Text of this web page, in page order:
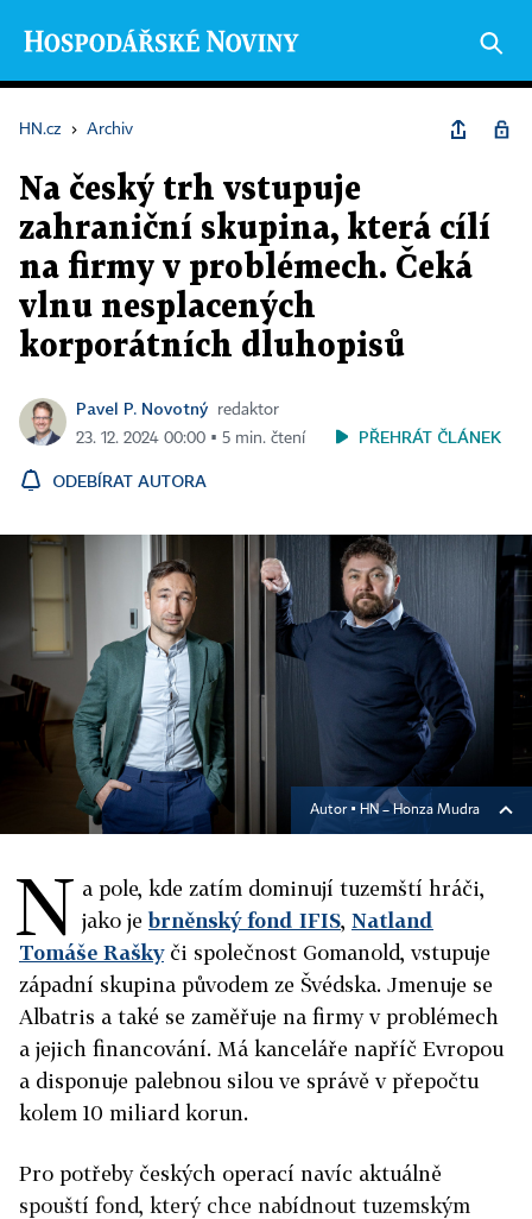
HN.cz › Archiv
Na český trh vstupuje
zahraniční skupina, která cílí
na firmy v problémech. Čeká
vlnu nesplacených
korporátních dluhopisů
Pavel P. Novotný
redaktor
23. 12. 2024 00:00 ▪ 5 min. čtení
PŘEHRÁT ČLÁNEK
ODEBÍRAT AUTORA
Autor ▪ HN – Honza Mudra
N a pole, kde zatím dominují tuzemští hráči,
jako je brněnský fond IFIS, Natland
Tomáše Raškyči společnost Gomanold, vstupuje
západní skupina původem ze Švédska. Jmenuje se
Albatris a také se zaměřuje na firmy v problémech
a jejich financování. Má kanceláře napříč Evropou
a disponuje palebnou silou ve správě v přepočtu
kolem 10 miliard korun.
Pro potřeby českých operací navíc aktuálně
spouští fond, který chce nabídnout tuzemským